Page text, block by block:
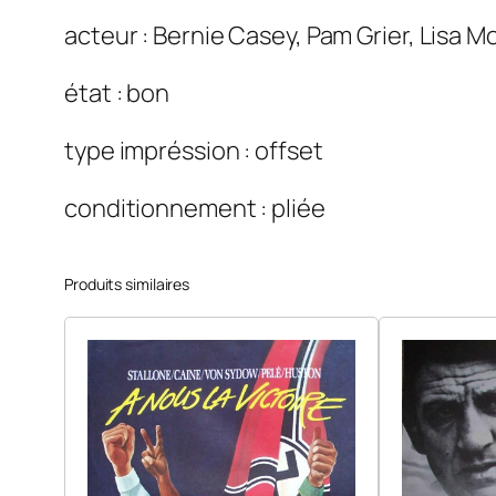
acteur : Bernie Casey, Pam Grier, Lisa
état : bon
type impréssion : offset
conditionnement : pliée
Produits similaires